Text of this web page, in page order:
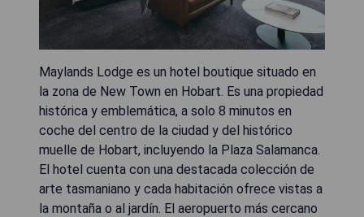
Maylands Lodge es un hotel boutique situado en
la zona de New Town en Hobart. Es una propiedad
histórica y emblemática, a solo 8 minutos en
coche del centro de la ciudad y del histórico
muelle de Hobart, incluyendo la Plaza Salamanca.
El hotel cuenta con una destacada colección de
arte tasmaniano y cada habitación ofrece vistas a
la montaña o al jardín. El aeropuerto más cercano